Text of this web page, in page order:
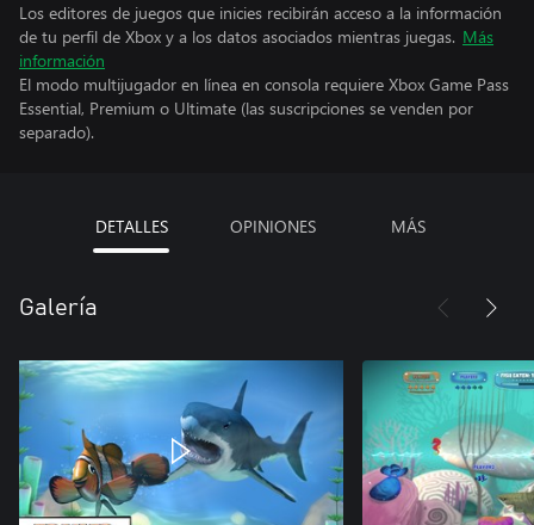
Los editores de juegos que inicies recibirán acceso a la información
de tu perfil de Xbox y a los datos asociados mientras juegas. Más
información
El modo multijugador en línea en consola requiere Xbox Game Pass
Essential, Premium o Ultimate (las suscripciones se venden por
separado).
DETALLES OPINIONES MÁS
Galería